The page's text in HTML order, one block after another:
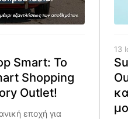
Smart: Το
Shopping
Outlet!
εποχή για
13